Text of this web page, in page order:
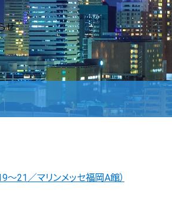
せ
～21／マリンメッセ福岡A館）